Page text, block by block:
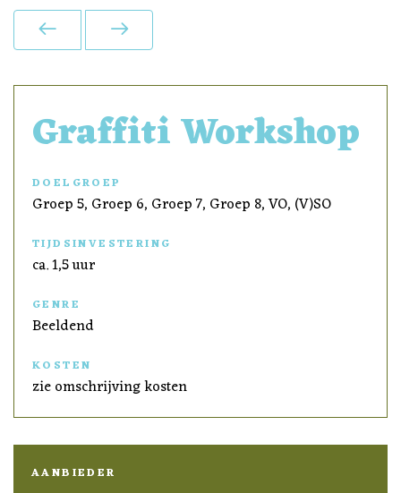
Graffiti Workshop
DOELGROEP
Groep 5, Groep 6, Groep 7, Groep 8, VO, (V)SO
TIJDSINVESTERING
ca. 1,5 uur
GENRE
Beeldend
KOSTEN
zie omschrijving kosten
AANBIEDER